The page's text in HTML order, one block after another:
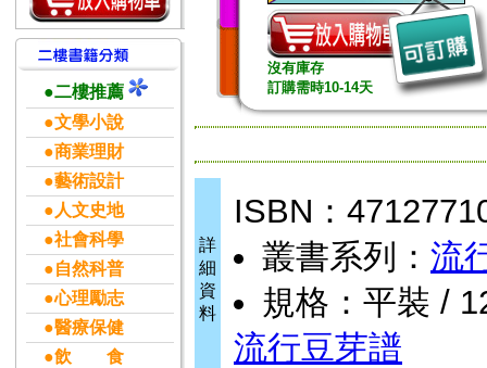
●二樓推薦
●文學小說
●商業理財
●藝術設計
●人文史地
●社會科學
●自然科普
●心理勵志
●醫療保健
●飲 食
沒有庫存
訂購需時10-14天
詳
細
資
料
ISBN：
叢書系列： 流
規格：平裝 /
流行豆芽譜